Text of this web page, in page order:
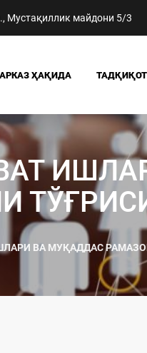
Мустақиллик майдони 5/3
ҲАҚИДА
БИЗНИНГ ЮТУҚЛАРИМИЗ
РАҲБАРИЯТ
ВА МУҚАДДАС